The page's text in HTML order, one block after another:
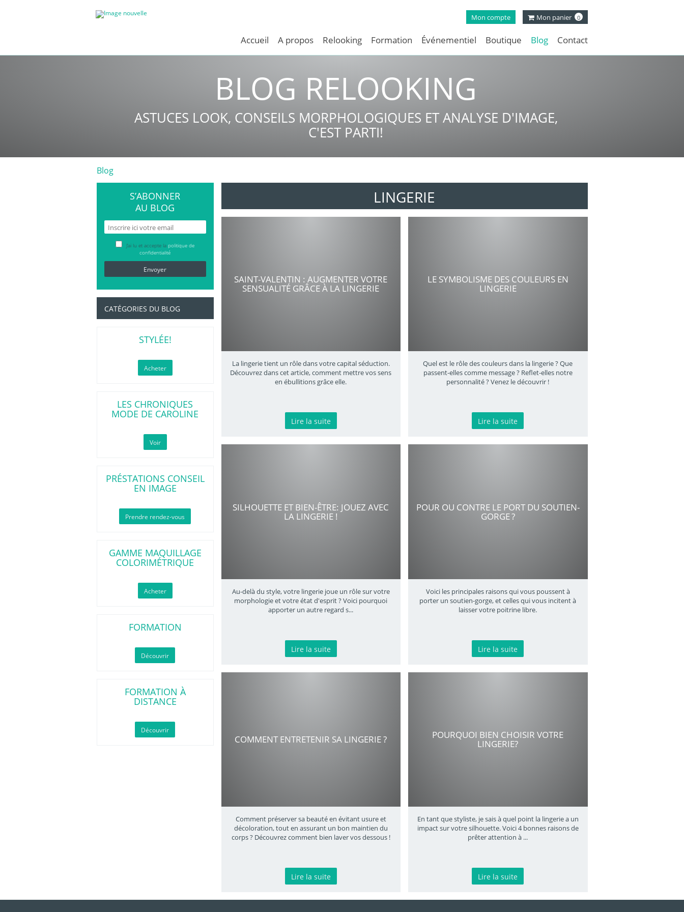
Mon compte Mon panier 0
Accueil A propos Relooking Formation Événementiel Boutique Blog Contact
BLOG RELOOKING
ASTUCES LOOK, CONSEILS MORPHOLOGIQUES ET ANALYSE D'IMAGE,
C'EST PARTI!
Blog
LINGERIE
SAINT-VALENTIN : AUGMENTER VOTRE
SENSUALITÉ GRÂCE À LA LINGERIE
La lingerie tient un rôle dans votre capital séduction.
Découvrez dans cet article, comment mettre vos sens
en ébullitions grâce elle.
Lire la suite
LE SYMBOLISME DES COULEURS EN
LINGERIE
Quel est le rôle des couleurs dans la lingerie ? Que
passent-elles comme message ? Reflet-elles notre
personnalité ? Venez le découvrir !
Lire la suite
SILHOUETTE ET BIEN-ÊTRE: JOUEZ AVEC
LA LINGERIE !
Au-delà du style, votre lingerie joue un rôle sur votre
morphologie et votre état d'esprit ? Voici pourquoi
apporter un autre regard s...
Lire la suite
POUR OU CONTRE LE PORT DU SOUTIEN-
GORGE ?
Voici les principales raisons qui vous poussent à
porter un soutien-gorge, et celles qui vous incitent à
laisser votre poitrine libre.
Lire la suite
COMMENT ENTRETENIR SA LINGERIE ?
Comment préserver sa beauté en évitant usure et
décoloration, tout en assurant un bon maintien du
corps ? Découvrez comment bien laver vos dessous !
Lire la suite
POURQUOI BIEN CHOISIR VOTRE
LINGERIE?
En tant que styliste, je sais à quel point la lingerie a un
impact sur votre silhouette. Voici 4 bonnes raisons de
prêter attention à ...
Lire la suite
S’ABONNER
AU BLOG
J’ai lu et accepte la politique de
confidentialité
CATÉGORIES DU BLOG
STYLÉE!
Acheter
LES CHRONIQUES
MODE DE CAROLINE
Voir
PRÉSTATIONS CONSEIL
EN IMAGE
Prendre rendez-vous
GAMME MAQUILLAGE
COLORIMÉTRIQUE
Acheter
FORMATION
Découvrir
FORMATION À
DISTANCE
Découvrir